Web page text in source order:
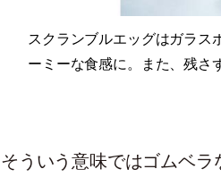
スクランブルエッグはガラス
ーミーな食感に。また、残さ
そういう意味ではゴムベラ